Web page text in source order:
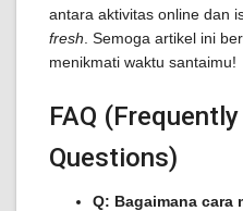
antara aktivitas online dan
fresh . Semoga artikel ini
menikmati waktu santaimu!
FAQ
Questions)
Q: Bagaimana cara